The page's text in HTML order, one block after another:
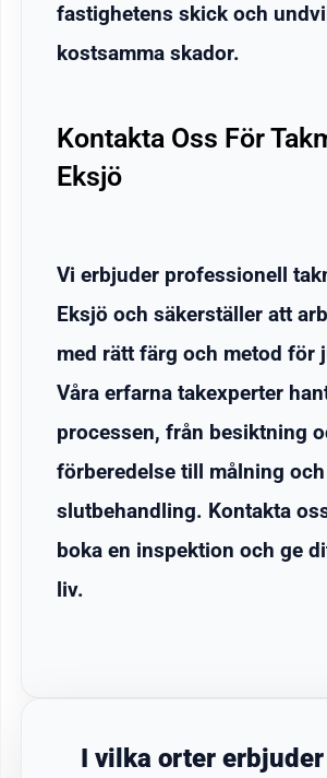
fastighetens skick och
kostsamma skador.
Kontakta Oss För
Eksjö
Vi erbjuder professionell
Eksjö och säkerställer att
med rätt färg och metod för
Våra erfarna takexperter
processen, från besiktning
förberedelse till målning och
slutbehandling. Kontakta
boka en inspektion och ge
liv.
I vilka orter